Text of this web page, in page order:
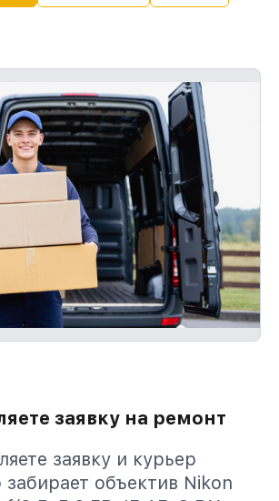
заявку на ремонт
заявку и курьер
забирает объектив Nikon